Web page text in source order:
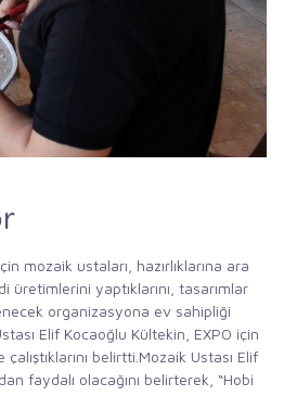
mozaik ustaları, hazırlıklarına ara
yaptıklarını, tasarımlar
organizasyona ev sahipliği
Elif Kocaoğlu Kültekin, EXPO için
belirtti.Mozaik Ustası Elif
faydalı olacağını belirterek, “Hobi